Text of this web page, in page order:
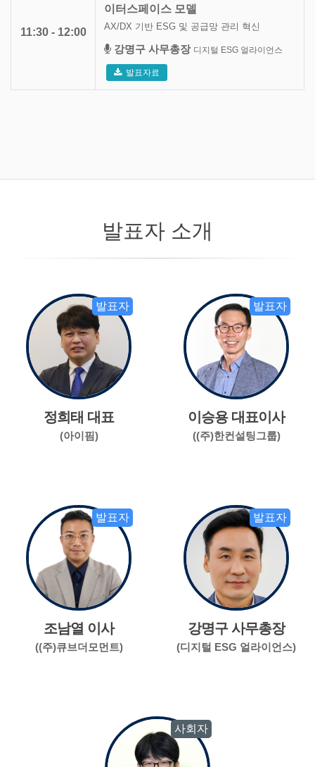
11:30 - 12:00
이터스페이스 모델
AX/DX 기반 ESG 및 공급망 관리 혁신
강명구 사무총장 디지털 ESG 얼라이언스
발표자료
발표자 소개
발표자
정희태 대표
(아이핌)
발표자
이승용 대표이사
((주)한컨설팅그룹)
발표자
조남열 이사
((주)큐브더모먼트)
발표자
강명구 사무총장
(디지털 ESG 얼라이언스)
사회자